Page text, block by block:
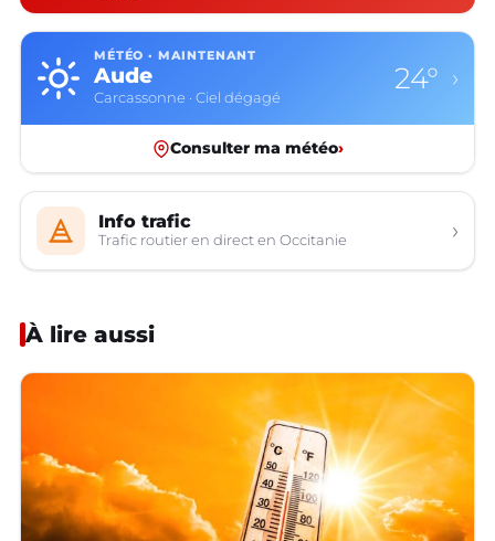
MÉTÉO · MAINTENANT
Aude
Carcassonne · Ciel dégagé
24° ›
Consulter ma météo›
Info trafic
Trafic routier en direct en Occitanie ›
À lire aussi